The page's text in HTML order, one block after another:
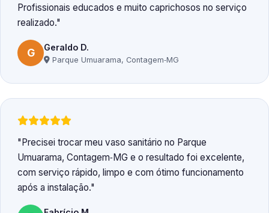
Profissionais educados e muito caprichosos no serviço
realizado.
G Geraldo D.
Parque Umuarama, Contagem‑MG
Precisei trocar meu vaso sanitário no Parque
Umuarama, Contagem‑MG e o resultado foi excelente,
com serviço rápido, limpo e com ótimo funcionamento
após a instalação.